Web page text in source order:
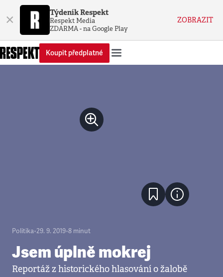
× Týdeník Respekt
Respekt Media
ZDARMA - na Google Play
ZOBRAZIT
Koupit předplatné
Politika•29. 9. 2019•8 minut
Jsem úplně mokrej
Reportáž z historického hlasování o žalobě